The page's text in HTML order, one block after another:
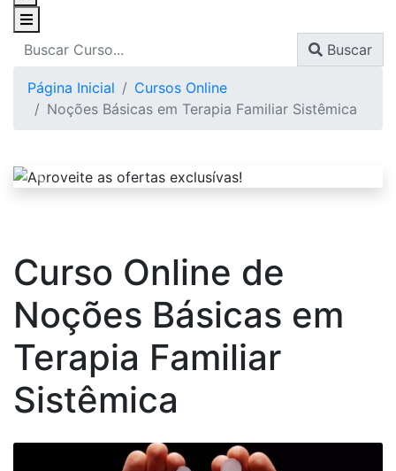
Buscar
Página Inicial
Cursos Online
Noções Básicas em Terapia Familiar Sistêmica
Curso Online de
Noções Básicas em
Terapia Familiar
Sistêmica